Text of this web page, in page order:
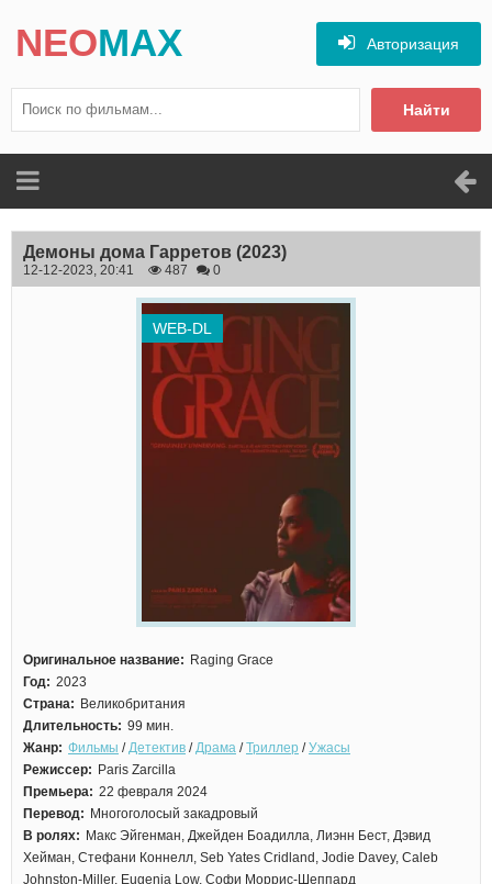
NEOMAX
Найти
Авторизация
Демоны дома Гарретов (2023)
12-12-2023, 20:41 487 0
WEB-DL
Оригинальное название: Raging Grace
Год: 2023
Страна: Великобритания
Длительность: 99 мин.
Жанр: Фильмы /Детектив /Драма /Триллер /Ужасы
Режиссер: Paris Zarcilla
Премьера: 22 февраля 2024
Перевод: Многоголосый закадровый
В ролях: Макс Эйгенман, Джейден Боадилла, Лиэнн Бест, Дэвид
Хейман, Стефани Коннелл, Seb Yates Cridland, Jodie Davey, Caleb
Johnston-Miller, Eugenia Low, Софи Моррис-Шеппард